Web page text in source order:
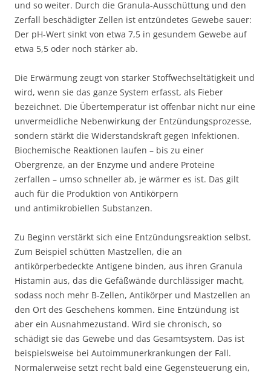
und so weiter. Durch die Granula-Ausschüttung und den
Zerfall beschädigter Zellen ist entzündetes Gewebe sauer:
Der pH-Wert sinkt von etwa 7,5 in gesundem Gewebe auf
etwa 5,5 oder noch stärker ab.
Die Erwärmung zeugt von starker Stoffwechseltätigkeit und
wird, wenn sie das ganze System erfasst, als Fieber
bezeichnet. Die Übertemperatur ist offenbar nicht nur eine
unvermeidliche Nebenwirkung der Entzündungsprozesse,
sondern stärkt die Widerstandskraft gegen Infektionen.
Biochemische Reaktionen laufen – bis zu einer
Obergrenze, an der Enzyme und andere Proteine
zerfallen – umso schneller ab, je wärmer es ist. Das gilt
auch für die Produktion von Antikörpern
und antimikrobiellen Substanzen.
Zu Beginn verstärkt sich eine Entzündungsreaktion selbst.
Zum Beispiel schütten Mastzellen, die an
antikörperbedeckte Antigene binden, aus ihren Granula
Histamin aus, das die Gefäßwände durchlässiger macht,
sodass noch mehr B-Zellen, Antikörper und Mastzellen an
den Ort des Geschehens kommen. Eine Entzündung ist
aber ein Ausnahmezustand. Wird sie chronisch, so
schädigt sie das Gewebe und das Gesamtsystem. Das ist
beispielsweise bei Autoimmunerkrankungen der Fall.
Normalerweise setzt recht bald eine Gegensteuerung ein,